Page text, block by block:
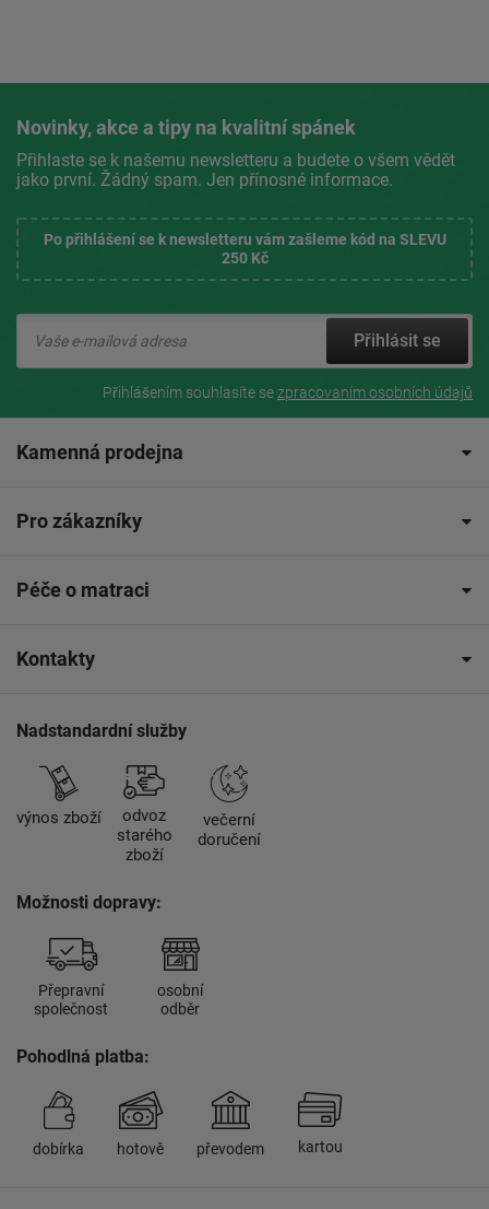
Novinky, akce a tipy na kvalitní spánek
Přihlaste se k našemu newsletteru a budete o všem vědět
jako první. Žádný spam. Jen přínosné informace.
Po přihlášení se k newsletteru vám zašleme kód na SLEVU
250 Kč
Přihlásit se
Přihlášením souhlasíte sezpracovaním osobních údajů
Kamenná prodejna
Pro zákazníky
Péče o matraci
Kontakty
Nadstandardní služby
výnos zboží
odvoz
starého
zboží
večerní
doručení
Možnosti dopravy:
Přepravní
společnost
osobní
odběr
Pohodlná platba:
dobírka hotově převodem kartou